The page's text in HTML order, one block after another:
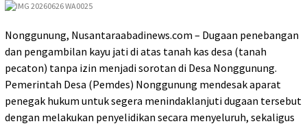
Nonggunung, Nusantaraabadinews.com – Dugaan penebangan
dan pengambilan kayu jati di atas tanah kas desa (tanah
pecaton) tanpa izin menjadi sorotan di Desa Nonggunung.
Pemerintah Desa (Pemdes) Nonggunung mendesak aparat
penegak hukum untuk segera menindaklanjuti dugaan tersebut
dengan melakukan penyelidikan secara menyeluruh, sekaligus